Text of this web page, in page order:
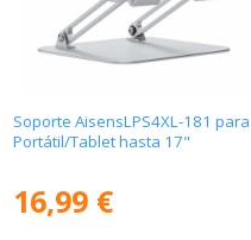
Soporte AisensLPS4XL-181 para
Portátil/Tablet hasta 17"
16,99 €